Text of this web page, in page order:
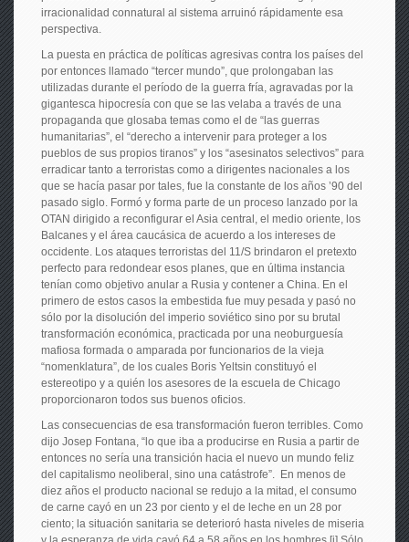
irracionalidad connatural al sistema arruinó rápidamente esa
perspectiva.
La puesta en práctica de políticas agresivas contra los países del
por entonces llamado “tercer mundo”, que prolongaban las
utilizadas durante el período de la guerra fría, agravadas por la
gigantesca hipocresía con que se las velaba a través de una
propaganda que glosaba temas como el de “las guerras
humanitarias”, el “derecho a intervenir para proteger a los
pueblos de sus propios tiranos” y los “asesinatos selectivos” para
erradicar tanto a terroristas como a dirigentes nacionales a los
que se hacía pasar por tales, fue la constante de los años ’90 del
pasado siglo. Formó y forma parte de un proceso lanzado por la
OTAN dirigido a reconfigurar el Asia central, el medio oriente, los
Balcanes y el área caucásica de acuerdo a los intereses de
occidente. Los ataques terroristas del 11/S brindaron el pretexto
perfecto para redondear esos planes, que en última instancia
tenían como objetivo anular a Rusia y contener a China. En el
primero de estos casos la embestida fue muy pesada y pasó no
sólo por la disolución del imperio soviético sino por su brutal
transformación económica, practicada por una neoburguesía
mafiosa formada o amparada por funcionarios de la vieja
“nomenklatura”, de los cuales Boris Yeltsin constituyó el
estereotipo y a quién los asesores de la escuela de Chicago
proporcionaron todos sus buenos oficios.
Las consecuencias de esa transformación fueron terribles. Como
dijo Josep Fontana, “lo que iba a producirse en Rusia a partir de
entonces no sería una transición hacia el nuevo un mundo feliz
del capitalismo neoliberal, sino una catástrofe”. En menos de
diez años el producto nacional se redujo a la mitad, el consumo
de carne cayó en un 23 por ciento y el de leche en un 28 por
ciento; la situación sanitaria se deterioró hasta niveles de miseria